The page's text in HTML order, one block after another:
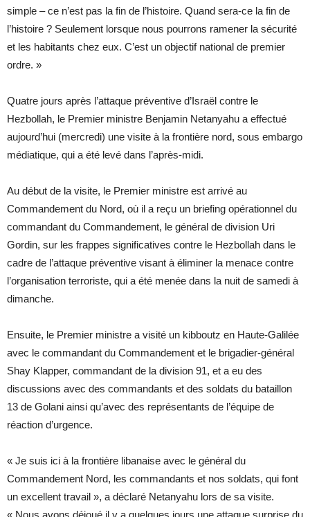
simple – ce n’est pas la fin de l’histoire. Quand sera-ce la fin de
l’histoire ? Seulement lorsque nous pourrons ramener la sécurité
et les habitants chez eux. C’est un objectif national de premier
ordre. »
Quatre jours après l’attaque préventive d’Israël contre le
Hezbollah, le Premier ministre Benjamin Netanyahu a effectué
aujourd’hui (mercredi) une visite à la frontière nord, sous embargo
médiatique, qui a été levé dans l’après-midi.
Au début de la visite, le Premier ministre est arrivé au
Commandement du Nord, où il a reçu un briefing opérationnel du
commandant du Commandement, le général de division Uri
Gordin, sur les frappes significatives contre le Hezbollah dans le
cadre de l’attaque préventive visant à éliminer la menace contre
l’organisation terroriste, qui a été menée dans la nuit de samedi à
dimanche.
Ensuite, le Premier ministre a visité un kibboutz en Haute-Galilée
avec le commandant du Commandement et le brigadier-général
Shay Klapper, commandant de la division 91, et a eu des
discussions avec des commandants et des soldats du bataillon
13 de Golani ainsi qu’avec des représentants de l’équipe de
réaction d’urgence.
« Je suis ici à la frontière libanaise avec le général du
Commandement Nord, les commandants et nos soldats, qui font
un excellent travail », a déclaré Netanyahu lors de sa visite.